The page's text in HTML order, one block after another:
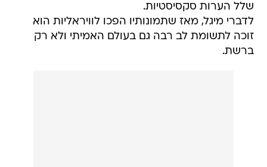
שלל הערות סקסיסטיות.
לדברי מיגל, מאז שתמונותיו הפכו לוויראליות הוא
זוכה לתשומת לב רבה גם בעולם האמיתי ולא רק
ברשת.